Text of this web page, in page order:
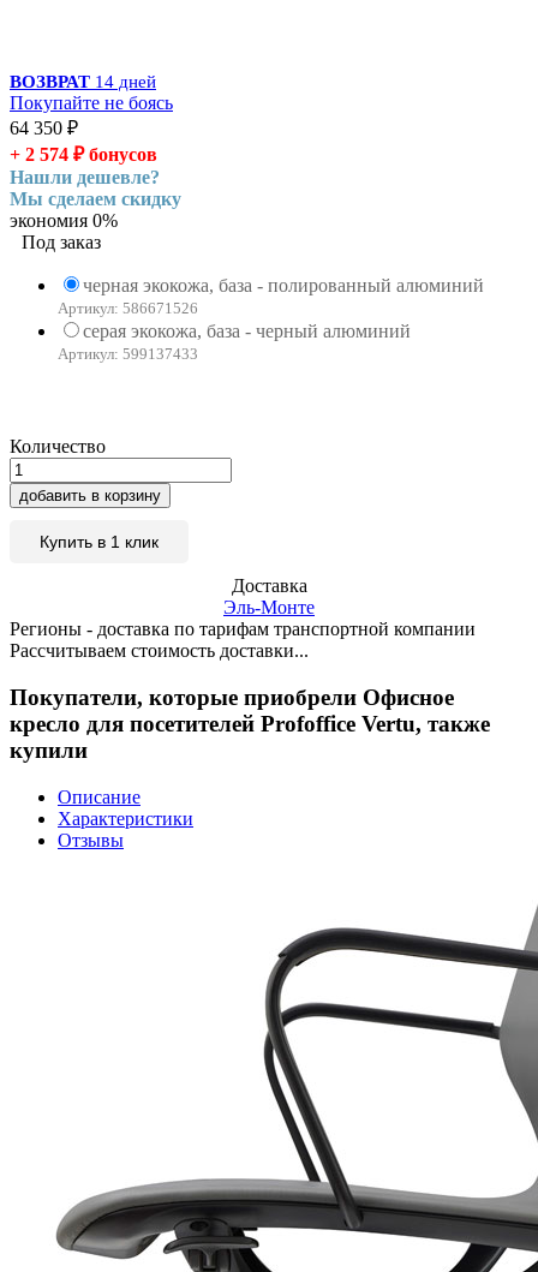
ВОЗВРАТ 14 дней
Покупайте не боясь
64 350 ₽
+ 2 574 ₽бонусов
Нашли дешевле?
Мы сделаем скидку
экономия 0%
Под заказ
черная экокожа, база - полированный алюминий
Артикул: 586671526
серая экокожа, база - черный алюминий
Артикул: 599137433
Количество
добавить в корзину
Купить в 1 клик
Доставка
Эль-Монте
Регионы - доставка по тарифам транспортной компании
Рассчитываем стоимость доставки...
Покупатели, которые приобрели Офисное
кресло для посетителей Profoffice Vertu, также
купили
Описание
Характеристики
Отзывы